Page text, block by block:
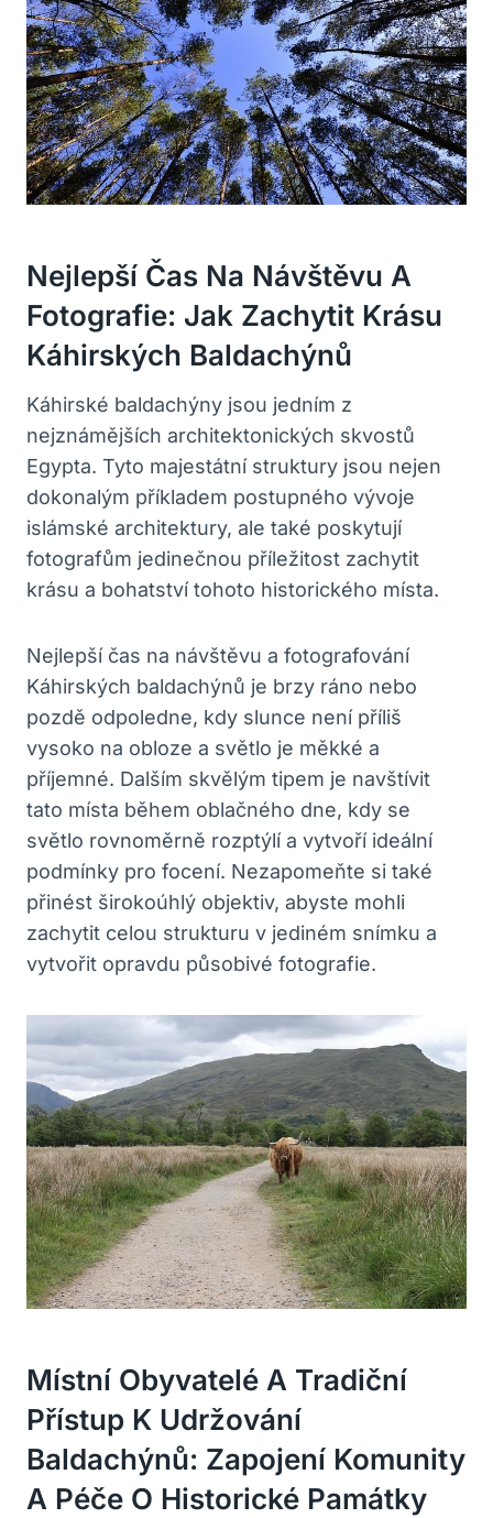
Nejlepší Čas Na Návštěvu A
Fotografie: Jak Zachytit Krásu
Káhirských Baldachýnů
Káhirské baldachýny jsou jedním z
nejznámějších architektonických skvostů
Egypta. Tyto majestátní struktury jsou nejen
dokonalým příkladem postupného vývoje
islámské architektury, ale také poskytují
fotografům jedinečnou příležitost zachytit
krásu a bohatství tohoto historického místa.
Nejlepší čas na návštěvu a fotografování
Káhirských baldachýnů je brzy ráno nebo
pozdě odpoledne, kdy slunce není příliš
vysoko na obloze a světlo je měkké a
příjemné. Dalším skvělým tipem je navštívit
tato místa během oblačného dne, kdy se
světlo rovnoměrně rozptýlí a vytvoří ideální
podmínky pro focení. Nezapomeňte si také
přinést širokoúhlý objektiv, abyste mohli
zachytit celou strukturu v jediném snímku a
vytvořit opravdu působivé fotografie.
Místní Obyvatelé A Tradiční
Přístup K Udržování
Baldachýnů: Zapojení Komunity
A Péče O Historické Památky